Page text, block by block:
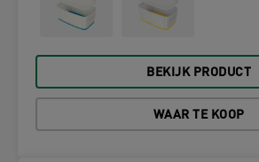
BEKIJK PRODUCT
WAAR TE KOOP